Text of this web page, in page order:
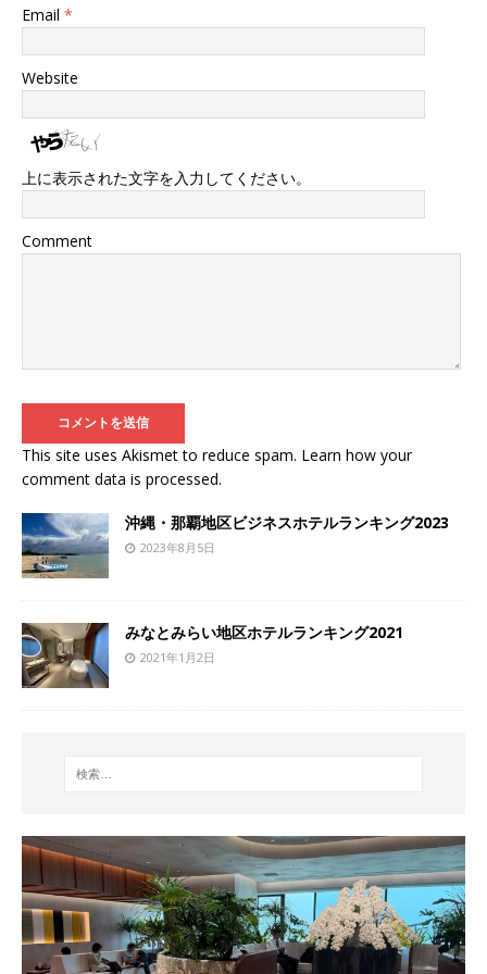
Email *
Website
上に表示された文字を入力してください。
Comment
This site uses Akismet to reduce spam. Learn how your
comment data is processed.
沖縄・那覇地区ビジネスホテルランキング2023
2023年8月5日
みなとみらい地区ホテルランキング2021
2021年1月2日